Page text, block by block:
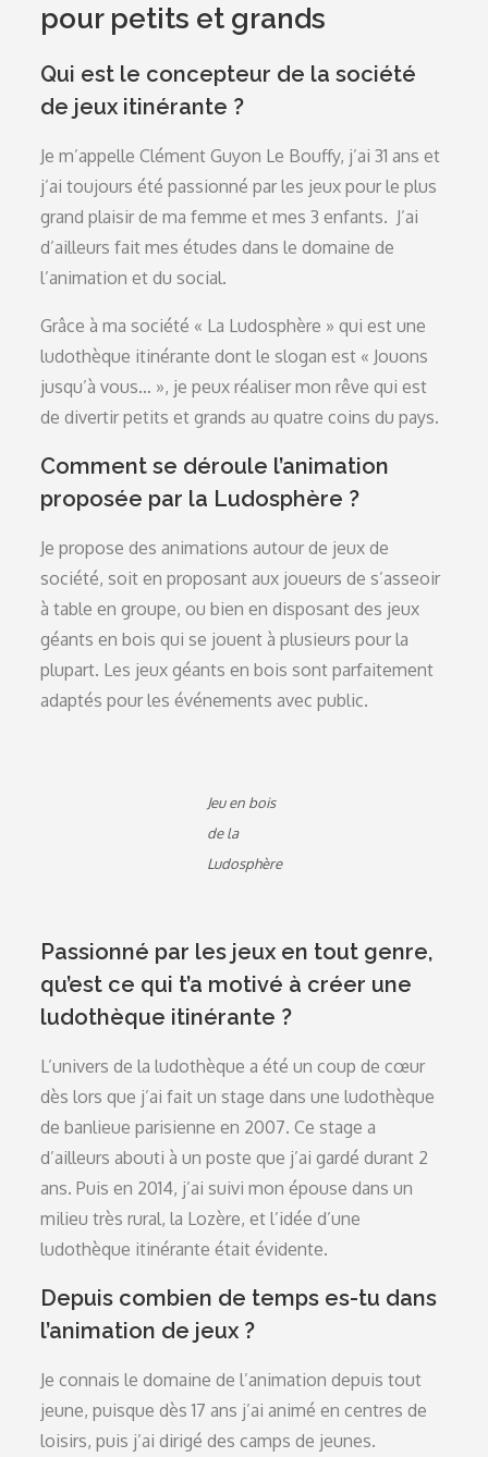
pour petits et grands
Qui est le concepteur de la société
de jeux itinérante ?
Je m’appelle Clément Guyon Le Bouffy, j’ai 31 ans et
j’ai toujours été passionné par les jeux pour le plus
grand plaisir de ma femme et mes 3 enfants. J’ai
d’ailleurs fait mes études dans le domaine de
l’animation et du social.
Grâce à ma société « La Ludosphère » qui est une
ludothèque itinérante dont le slogan est « Jouons
jusqu’à vous… », je peux réaliser mon rêve qui est
de divertir petits et grands au quatre coins du pays.
Comment se déroule l’animation
proposée par la Ludosphère ?
Je propose des animations autour de jeux de
société, soit en proposant aux joueurs de s’asseoir
à table en groupe, ou bien en disposant des jeux
géants en bois qui se jouent à plusieurs pour la
plupart. Les jeux géants en bois sont parfaitement
adaptés pour les événements avec public.
Jeu en bois
de la
Ludosphère
Passionné par les jeux en tout genre,
qu’est ce qui t’a motivé à créer une
ludothèque itinérante ?
L’univers de la ludothèque a été un coup de cœur
dès lors que j’ai fait un stage dans une ludothèque
de banlieue parisienne en 2007. Ce stage a
d’ailleurs abouti à un poste que j’ai gardé durant 2
ans. Puis en 2014, j’ai suivi mon épouse dans un
milieu très rural, la Lozère, et l’idée d’une
ludothèque itinérante était évidente.
Depuis combien de temps es-tu dans
l’animation de jeux ?
Je connais le domaine de l’animation depuis tout
jeune, puisque dès 17 ans j’ai animé en centres de
loisirs, puis j’ai dirigé des camps de jeunes.